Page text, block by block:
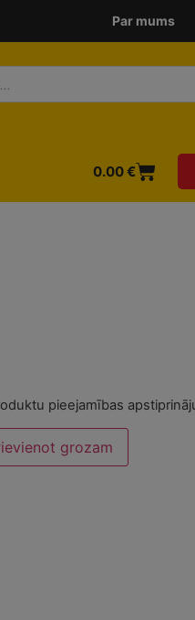
Par mums
0.00€
pieejamības
grozam